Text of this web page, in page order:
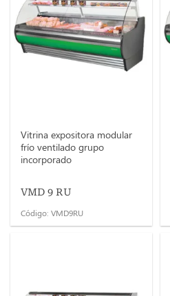
Vitrina expositora modular
frío ventilado grupo
incorporado
VMD 9 RU
Código: VMD9RU